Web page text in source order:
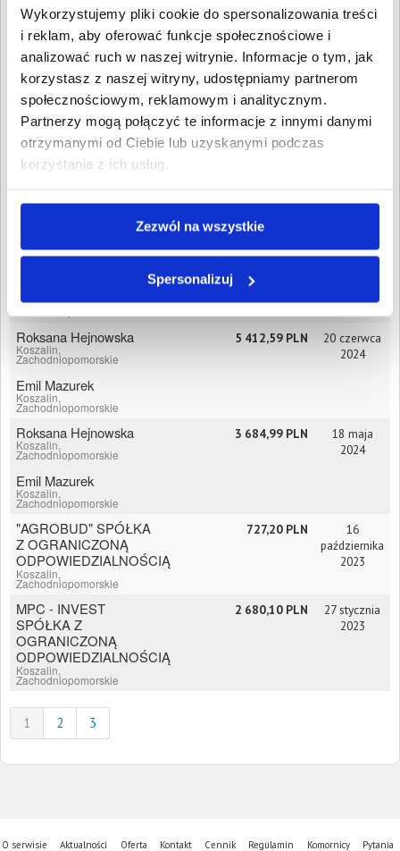
Wykorzystujemy pliki cookie do spersonalizowania treści
i reklam, aby oferować funkcje społecznościowe i
analizować ruch w naszej witrynie. Informacje o tym, jak
korzystasz z naszej witryny, udostępniamy partnerom
społecznościowym, reklamowym i analitycznym.
Partnerzy mogą połączyć te informacje z innymi danymi
otrzymanymi od Ciebie lub uzyskanymi podczas
korzystania z ich usług.
Zezwól na wszystkie
Spersonalizuj
Z OGRANICZONĄ
ODPOWIEDZIALNOŚCIĄ
Zachodniopomorskie
ROYAL CONCERT
SPÓŁKA Z
OGRANICZONĄ
ODPOWIEDZIALNOŚCIĄ
Koszalin,
Zachodniopomorskie
1 500,39 PLN
24 września
WOJTANOWSKI
VOODY SPÓŁKA Z
ODPOWIEDZIALNOŚCIĄ
Koszalin,
14 326,43 PLN
6 marca
Roksana Hejnowska
Koszalin,
Zachodniopomorskie
Emil Mazurek
Koszalin,
Zachodniopomorskie
5 412,59 PLN
20 czerwca
2024
Roksana Hejnowska
Koszalin,
Zachodniopomorskie
Emil Mazurek
Koszalin,
Zachodniopomorskie
3 684,99 PLN
18 maja
2024
"AGROBUD" SPÓŁKA
Z OGRANICZONĄ
ODPOWIEDZIALNOŚCIĄ
Koszalin,
Zachodniopomorskie
727,20 PLN
16
października
2023
MPC - INVEST
SPÓŁKA Z
OGRANICZONĄ
ODPOWIEDZIALNOŚCIĄ
Koszalin,
Zachodniopomorskie
2 680,10 PLN
27 stycznia
2023
1 2 3
O serwisie Aktualności Oferta Kontakt Cennik Regulamin Komornicy Pytania